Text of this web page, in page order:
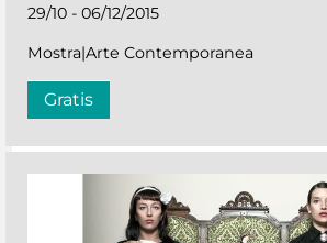
29/10 - 06/12/2015
Mostra|Arte Contemporanea
Gratis